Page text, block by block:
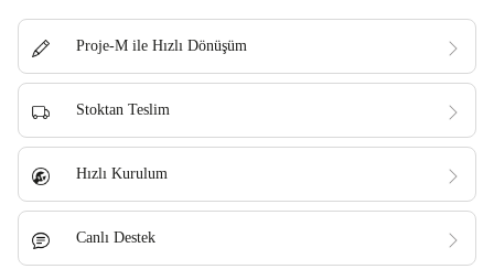
Proje-M ile Hızlı Dönüşüm
Stoktan Teslim
Hızlı Kurulum
Canlı Destek